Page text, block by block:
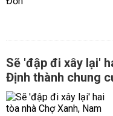
Sẽ 'đập đi xây lại'
Định thành chung